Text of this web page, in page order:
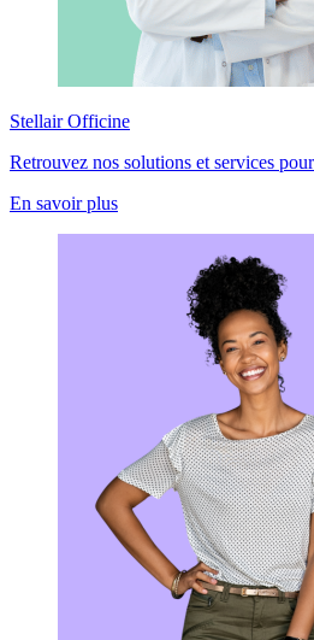
Stellair Officine
Retrouvez nos solutions et services
En savoir plus